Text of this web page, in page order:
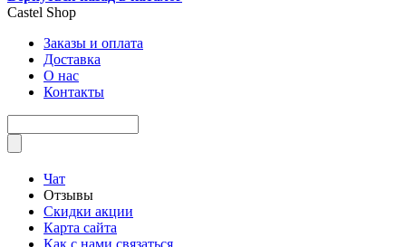
Castel Shop
Заказы и оплата
Доставка
О нас
Контакты
Чат
Отзывы
Скидки акции
Карта сайта